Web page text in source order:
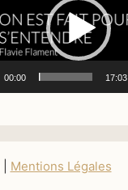
00:00 17:03
Mentions Légales